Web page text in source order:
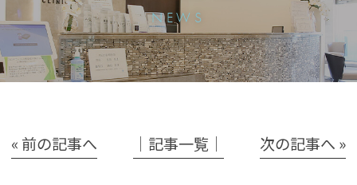
NEWS
« 前の記事へ │記事一覧│ 次の記事へ »